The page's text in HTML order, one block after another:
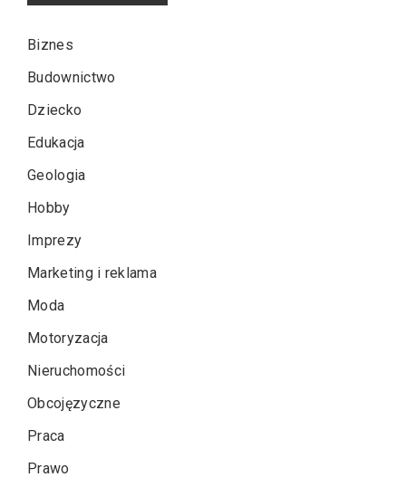
Biznes
Budownictwo
Dziecko
Edukacja
Geologia
Hobby
Imprezy
Marketing i reklama
Moda
Motoryzacja
Nieruchomości
Obcojęzyczne
Praca
Prawo